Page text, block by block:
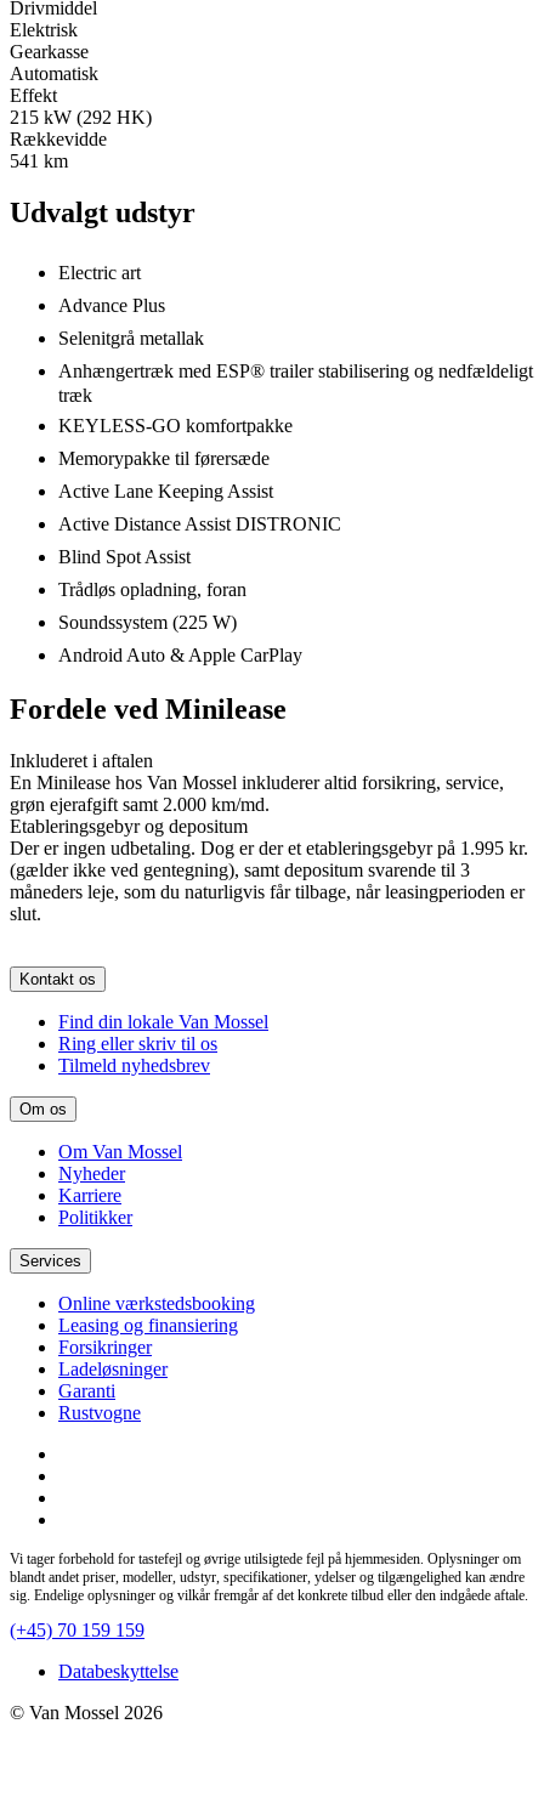
Drivmiddel
Elektrisk
Gearkasse
Automatisk
Effekt
215 kW (292 HK)
Rækkevidde
541 km
Udvalgt udstyr
Electric art
Advance Plus
Selenitgrå metallak
Anhængertræk med ESP® trailer stabilisering og nedfældeligt
træk
KEYLESS-GO komfortpakke
Memorypakke til førersæde
Active Lane Keeping Assist
Active Distance Assist DISTRONIC
Blind Spot Assist
Trådløs opladning, foran
Soundssystem (225 W)
Android Auto & Apple CarPlay
Fordele ved Minilease
Inkluderet i aftalen
En Minilease hos Van Mossel inkluderer altid forsikring, service,
grøn ejerafgift samt 2.000 km/md.
Etableringsgebyr og depositum
Der er ingen udbetaling. Dog er der et etableringsgebyr på 1.995 kr.
(gælder ikke ved gentegning), samt depositum svarende til 3
måneders leje, som du naturligvis får tilbage, når leasingperioden er
slut.
Kontakt os
Find din lokale Van Mossel
Ring eller skriv til os
Tilmeld nyhedsbrev
Om os
Om Van Mossel
Nyheder
Karriere
Politikker
Services
Online værkstedsbooking
Leasing og finansiering
Forsikringer
Ladeløsninger
Garanti
Rustvogne
Vi tager forbehold for tastefejl og øvrige utilsigtede fejl på hjemmesiden. Oplysninger om
blandt andet priser, modeller, udstyr, specifikationer, ydelser og tilgængelighed kan ændre
sig. Endelige oplysninger og vilkår fremgår af det konkrete tilbud eller den indgåede aftale.
(+45) 70 159 159
Databeskyttelse
© Van Mossel 2026